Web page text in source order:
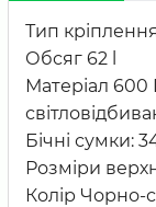
Тип
Обсяг 62 l
Матеріал
Бічні сумки:
Розміри
Колір Чорно-